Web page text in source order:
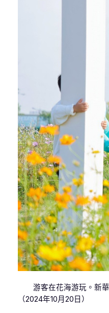
游客在花海游玩。新
（2024年10月20日）